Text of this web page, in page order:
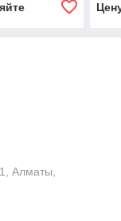
Алматы,